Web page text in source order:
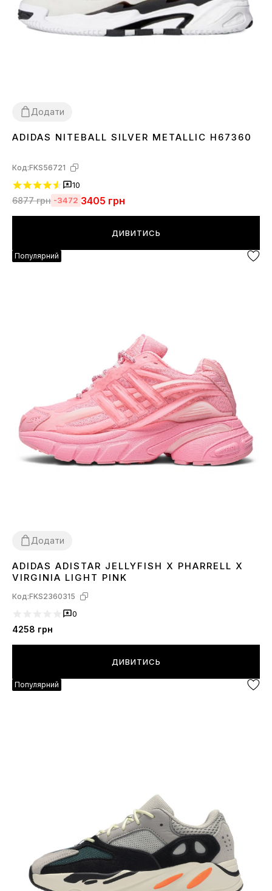
Додати
36 3738 39 40 41 42434445
ADIDAS NITEBALL SILVER METALLIC H67360
Код:FKS56721
10
6877грн -3472 3405 грн
ДИВИТИСЬ
Популярний
Додати
37 3839 40
ADIDAS ADISTAR JELLYFISH X PHARRELL X
VIRGINIA LIGHT PINK
Код:FKS2360315
0
4258 грн
ДИВИТИСЬ
Популярний